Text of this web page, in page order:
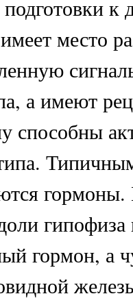
место
а имеют
способны
гормон, а